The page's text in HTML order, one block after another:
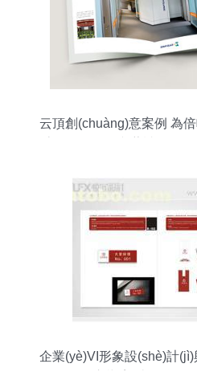
云頂創(chuàng)意案例 為
企業(yè)VI形象設(shè)計